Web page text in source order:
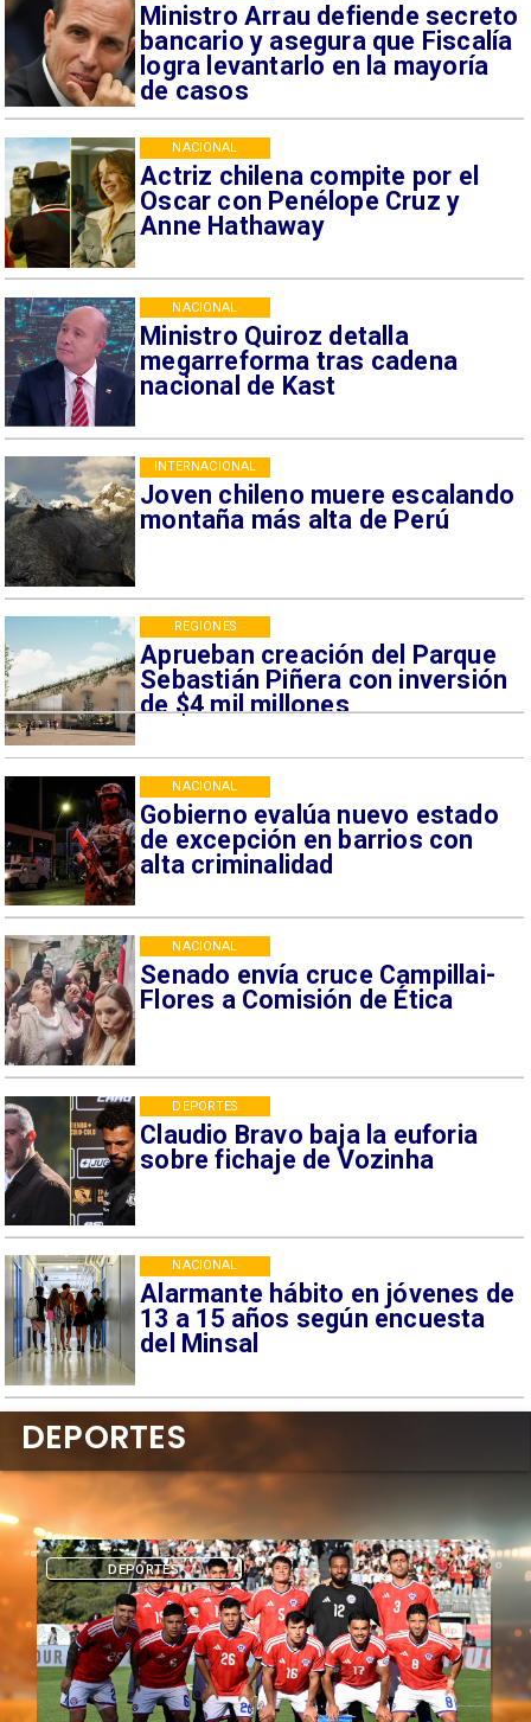
Ministro Arrau defiende secreto
bancario y asegura que Fiscalía
logra levantarlo en la mayoría
de casos
Actriz chilena compite por el
Oscar con Penélope Cruz y
Anne Hathaway
NACIONAL
Ministro Quiroz detalla
megarreforma tras cadena
nacional de Kast
NACIONAL
Joven chileno muere escalando
montaña más alta de Perú
INTERNACIONAL
Aprueban creación del Parque
Sebastián Piñera con inversión
de $4 mil millones
REGIONES
Gobierno evalúa nuevo estado
de excepción en barrios con
alta criminalidad
NACIONAL
Senado envía cruce Campillai-
Flores a Comisión de Ética
NACIONAL
Claudio Bravo baja la euforia
sobre fichaje de Vozinha
DEPORTES
Alarmante hábito en jóvenes de
13 a 15 años según encuesta
del Minsal
NACIONAL
DEPORTES
DEPORTES